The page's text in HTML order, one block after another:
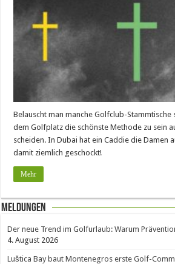
Belauscht man manche Golfclub-
dem Golfplatz die schönste Methode zu sein
scheiden. In Dubai hat ein Caddie die Damen
damit ziemlich geschockt!
Mehr
Meldungen
Der neue Trend im Golfurlaub: Warum
4. August 2026
Luštica Bay baut Montenegros erste Golf-